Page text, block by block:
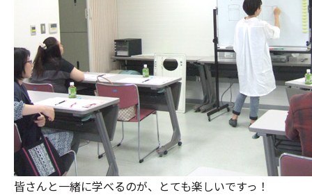
皆さんと一緒に学べるのが、とても楽しいですっ！